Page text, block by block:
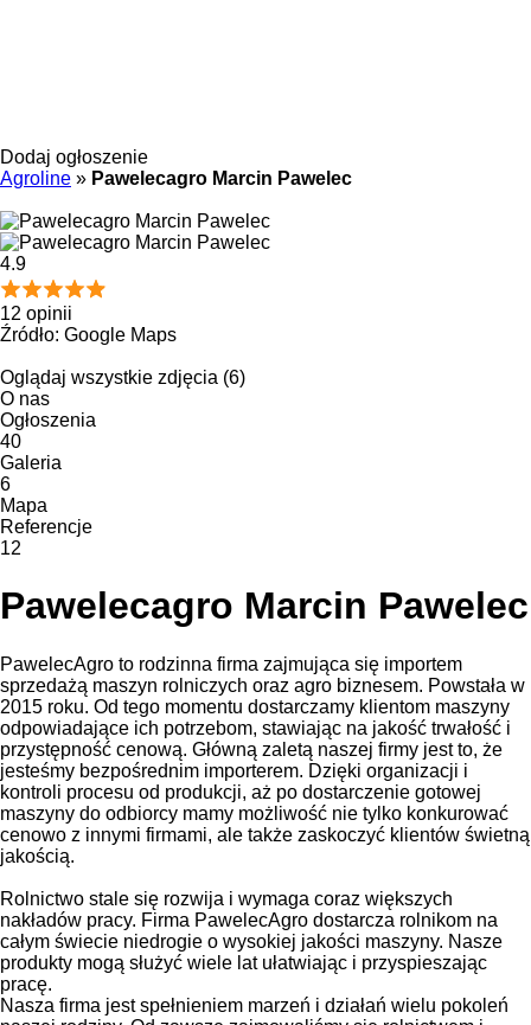
Dodaj ogłoszenie
Agroline » Pawelecagro Marcin Pawelec
4.9
12 opinii
Źródło: Google Maps
Oglądaj wszystkie zdjęcia (6)
O nas
Ogłoszenia
40
Galeria
6
Mapa
Referencje
12
Pawelecagro Marcin Pawelec
PawelecAgro to rodzinna firma zajmująca się importem
sprzedażą maszyn rolniczych oraz agro biznesem. Powstała w
2015 roku. Od tego momentu dostarczamy klientom maszyny
odpowiadające ich potrzebom, stawiając na jakość trwałość i
przystępność cenową. Główną zaletą naszej firmy jest to, że
jesteśmy bezpośrednim importerem. Dzięki organizacji i
kontroli procesu od produkcji, aż po dostarczenie gotowej
maszyny do odbiorcy mamy możliwość nie tylko konkurować
cenowo z innymi firmami, ale także zaskoczyć klientów świetną
jakością.
Rolnictwo stale się rozwija i wymaga coraz większych
nakładów pracy. Firma PawelecAgro dostarcza rolnikom na
całym świecie niedrogie o wysokiej jakości maszyny. Nasze
produkty mogą służyć wiele lat ułatwiając i przyspieszając
pracę.
Nasza firma jest spełnieniem marzeń i działań wielu pokoleń